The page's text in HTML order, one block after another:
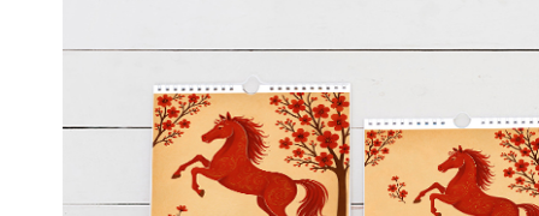
15х20
20х30
30х30
30х40
А4
Фото